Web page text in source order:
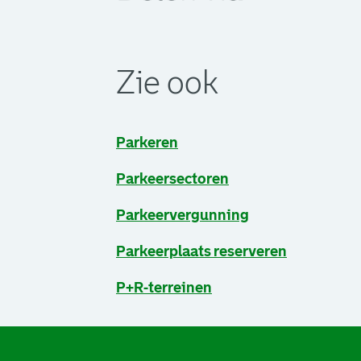
Zie ook
Parkeren
Parkeersectoren
Parkeervergunning
Parkeerplaats reserveren
P+R-terreinen